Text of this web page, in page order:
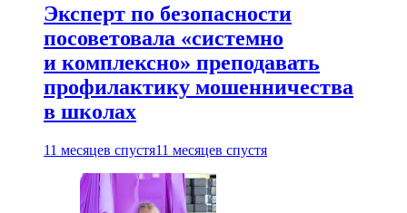
Эксперт по безопасности
посоветовала «системно
и комплексно» преподавать
профилактику мошенничества
в школах
11 месяцев спустя11 месяцев спустя